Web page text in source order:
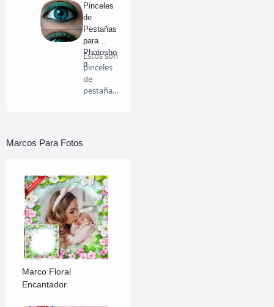
Pinceles
de
Pestañas
para
Photosho
p
Estos son
pinceles
de
pestañas
Marcos Para Fotos
Marco Floral
Encantador